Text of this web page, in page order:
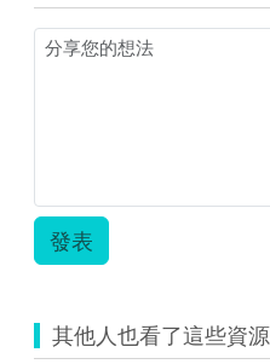
發表
其他人也看了這些資源